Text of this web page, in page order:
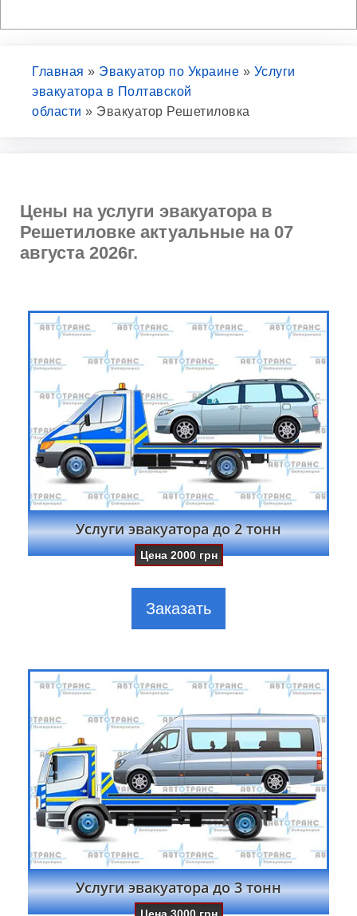
Главная » Эвакуатор по Украине » Услуги
эвакуатора в Полтавской
области » Эвакуатор Решетиловка
Цены на услуги эвакуатора в
Решетиловке актуальные на 07
августа 2026г.
Услуги эвакуатора до 2 тонн
Цена2000 грн
Заказать
Услуги эвакуатора до 3 тонн